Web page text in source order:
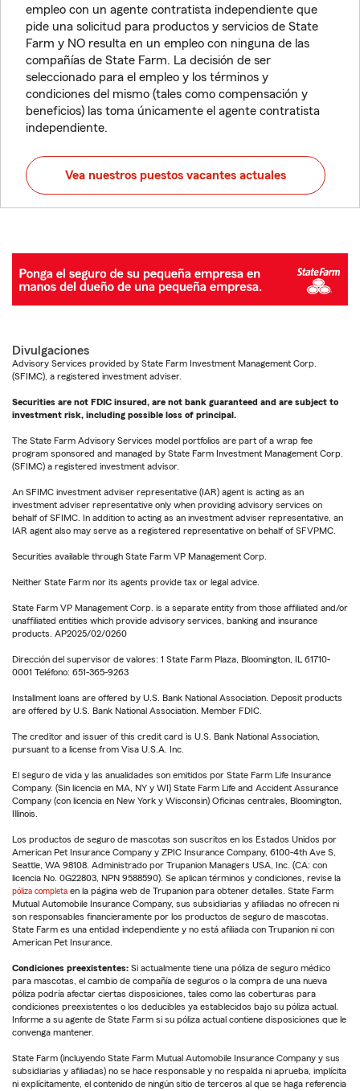
empleo con un agente contratista independiente que
pide una solicitud para productos y servicios de State
Farm y NO resulta en un empleo con ninguna de las
compañías de State Farm. La decisión de ser
seleccionado para el empleo y los términos y
condiciones del mismo (tales como compensación y
beneficios) las toma únicamente el agente contratista
independiente.
Vea nuestros puestos vacantes actuales
Divulgaciones
Advisory Services provided by State Farm Investment Management Corp.
(SFIMC), a registered investment adviser.
Securities are not FDIC insured, are not bank guaranteed and are subject to
investment risk, including possible loss of principal.
The State Farm Advisory Services model portfolios are part of a wrap fee
program sponsored and managed by State Farm Investment Management Corp.
(SFIMC) a registered investment advisor.
An SFIMC investment adviser representative (IAR) agent is acting as an
investment adviser representative only when providing advisory services on
behalf of SFIMC. In addition to acting as an investment adviser representative, an
IAR agent also may serve as a registered representative on behalf of SFVPMC.
Securities available through State Farm VP Management Corp.
Neither State Farm nor its agents provide tax or legal advice.
State Farm VP Management Corp. is a separate entity from those affiliated and/or
unaffiliated entities which provide advisory services, banking and insurance
products. AP2025/02/0260
Dirección del supervisor de valores: 1 State Farm Plaza, Bloomington, IL 61710-
0001 Teléfono: 651-365-9263
Installment loans are offered by U.S. Bank National Association. Deposit products
are offered by U.S. Bank National Association. Member FDIC.
The creditor and issuer of this credit card is U.S. Bank National Association,
pursuant to a license from Visa U.S.A. Inc.
El seguro de vida y las anualidades son emitidos por State Farm Life Insurance
Company. (Sin licencia en MA, NY y WI) State Farm Life and Accident Assurance
Company (con licencia en New York y Wisconsin) Oficinas centrales, Bloomington,
Illinois.
Los productos de seguro de mascotas son suscritos en los Estados Unidos por
American Pet Insurance Company y ZPIC Insurance Company, 6100-4th Ave S,
Seattle, WA 98108. Administrado por Trupanion Managers USA, Inc. (CA: con
licencia No. 0G22803, NPN 9588590). Se aplican términos y condiciones, revise la
póliza completa en la página web de Trupanion para obtener detalles. State Farm
Mutual Automobile Insurance Company, sus subsidiarias y afiliadas no ofrecen ni
son responsables financieramente por los productos de seguro de mascotas.
State Farm es una entidad independiente y no está afiliada con Trupanion ni con
American Pet Insurance.
Condiciones preexistentes: Si actualmente tiene una póliza de seguro médico
para mascotas, el cambio de compañía de seguros o la compra de una nueva
póliza podría afectar ciertas disposiciones, tales como las coberturas para
condiciones preexistentes o los deducibles ya establecidos bajo su póliza actual.
Informe a su agente de State Farm si su póliza actual contiene disposiciones que le
convenga mantener.
State Farm (incluyendo State Farm Mutual Automobile Insurance Company y sus
subsidiarias y afiliadas) no se hace responsable y no respalda ni aprueba, implícita
ni explícitamente, el contenido de ningún sitio de terceros al que se haga referencia